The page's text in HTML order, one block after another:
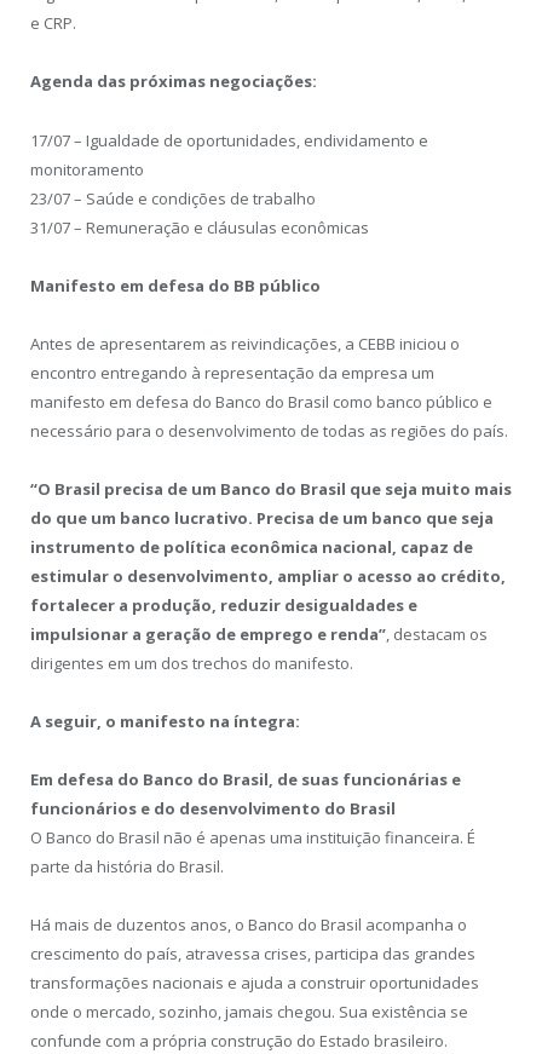
e CRP.
Agenda das próximas negociações:
17/07 – Igualdade de oportunidades, endividamento e
monitoramento
23/07 – Saúde e condições de trabalho
31/07 – Remuneração e cláusulas econômicas
Manifesto em defesa do BB público
Antes de apresentarem as reivindicações, a CEBB iniciou o
encontro entregando à representação da empresa um
manifesto em defesa do Banco do Brasil como banco público e
necessário para o desenvolvimento de todas as regiões do país.
“O Brasil precisa de um Banco do Brasil que seja muito mais
do que um banco lucrativo. Precisa de um banco que seja
instrumento de política econômica nacional, capaz de
estimular o desenvolvimento, ampliar o acesso ao crédito,
fortalecer a produção, reduzir desigualdades e
impulsionar a geração de emprego e renda”, destacam os
dirigentes em um dos trechos do manifesto.
A seguir, o manifesto na íntegra:
Em defesa do Banco do Brasil, de suas funcionárias e
funcionários e do desenvolvimento do Brasil
O Banco do Brasil não é apenas uma instituição financeira. É
parte da história do Brasil.
Há mais de duzentos anos, o Banco do Brasil acompanha o
crescimento do país, atravessa crises, participa das grandes
transformações nacionais e ajuda a construir oportunidades
onde o mercado, sozinho, jamais chegou. Sua existência se
confunde com a própria construção do Estado brasileiro.